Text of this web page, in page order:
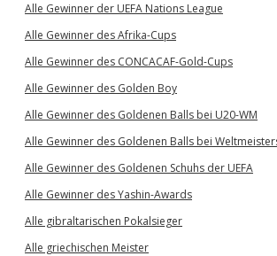
Alle Gewinner der UEFA Nations League
Alle Gewinner des Afrika-Cups
Alle Gewinner des CONCACAF-Gold-Cups
Alle Gewinner des Golden Boy
Alle Gewinner des Goldenen Balls bei U20-WM
Alle Gewinner des Goldenen Balls bei
Alle Gewinner des Goldenen Schuhs der UEFA
Alle Gewinner des Yashin-Awards
Alle gibraltarischen Pokalsieger
Alle griechischen Meister